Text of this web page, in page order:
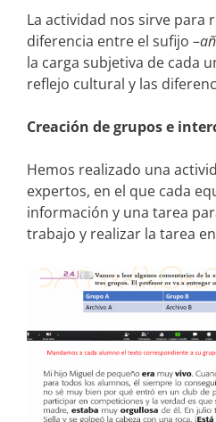
La actividad nos sirve para
diferencia entre el sufijo –
la carga subjetiva de cada
reflejo cultural y las
Creación de grupos e
Hemos realizado una
expertos, en el que cada
información y una tarea
trabajo y realizar la tarea